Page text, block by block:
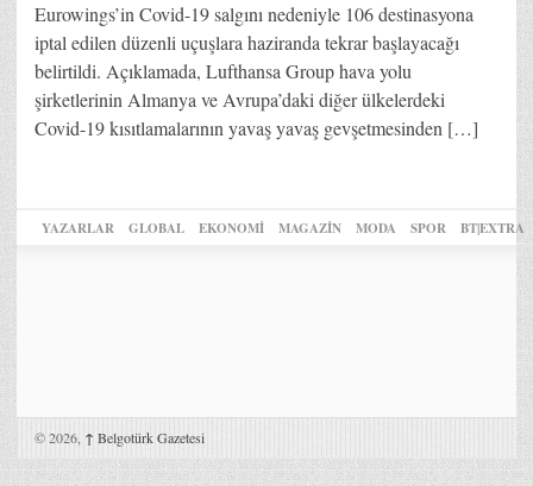
Eurowings’in Covid-19 salgını nedeniyle 106 destinasyona
iptal edilen düzenli uçuşlara haziranda tekrar başlayacağı
belirtildi. Açıklamada, Lufthansa Group hava yolu
şirketlerinin Almanya ve Avrupa’daki diğer ülkelerdeki
Covid-19 kısıtlamalarının yavaş yavaş gevşetmesinden […]
YAZARLAR GLOBAL EKONOMİ MAGAZİN MODA SPOR BT|EXTRA
© 2026, ↑ Belgotürk Gazetesi